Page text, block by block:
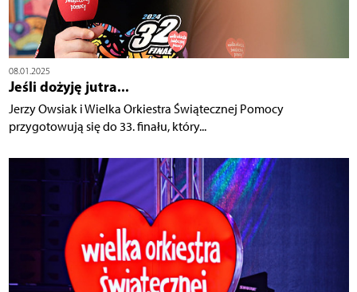
08.01.2025
Jeśli dożyję jutra...
Jerzy Owsiak i Wielka Orkiestra Świątecznej Pomocy
przygotowują się do 33. finału, który...